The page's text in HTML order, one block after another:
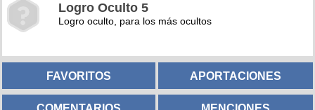
Logro Oculto 5
Logro oculto, para los más ocultos
FAVORITOS APORTACIONES